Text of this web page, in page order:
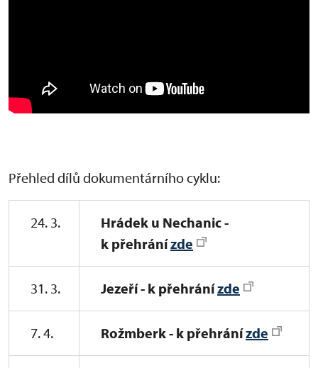
Přehled dílů dokumentárního cyklu:
24. 3.
Hrádek u Nechanic -
k přehránízde
31. 3. Jezeří - k přehránízde
7. 4. Rožmberk - k přehránízde